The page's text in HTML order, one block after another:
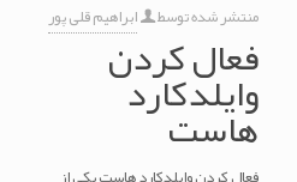
منتشر شده توسط ابراهیم قلی پور
فعال کردن
وایلدکارد
هاست